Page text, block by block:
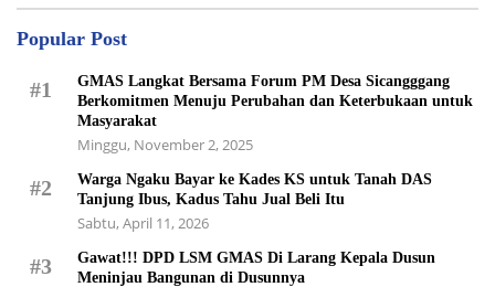
Popular Post
#1
GMAS Langkat Bersama Forum PM Desa Sicangggang
Berkomitmen Menuju Perubahan dan Keterbukaan untuk
Masyarakat
Minggu, November 2, 2025
#2
Warga Ngaku Bayar ke Kades KS untuk Tanah DAS
Tanjung Ibus, Kadus Tahu Jual Beli Itu
Sabtu, April 11, 2026
#3
Gawat!!! DPD LSM GMAS Di Larang Kepala Dusun
Meninjau Bangunan di Dusunnya